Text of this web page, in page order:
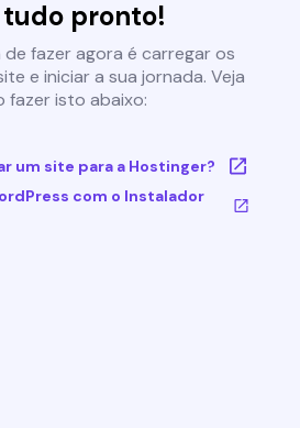
tudo pronto!
fazer agora é carregar os
e iniciar a sua jornada. Veja
fazer isto abaixo:
um site para a Hostinger?
com o Instalador